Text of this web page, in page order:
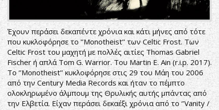
Έχουν περάσει δεκαπέντε χρόνια και κάτι μήνες από τότε
που κυκλοφόρησε το ‘’Monotheist’’ των Celtic Frost. Των
Celtic Frost του μαχητή με πολλές αιτίες Thomas Gabriel
Fischer ή απλά Tom G. Warrior. Του Martin E. Ain (r.i.p. 2017).
Το ‘’Monotheist’’ κυκλοφόρησε στις 29 του Μάη του 2006
από την Century Media Records και ήταν το πέμπτο
ολοκληρωμένο άλμπουμ της Θρυλικής αυτής μπάντας από
την Ελβετία. Είχαν περάσει δεκαέξι χρόνια από το ‘’Vanity /